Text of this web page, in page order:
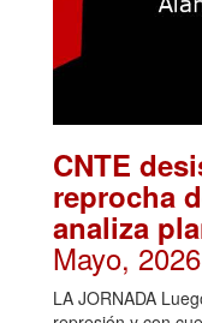
CNTE
reprocha
analiza
Mayo,
LA JORNADA